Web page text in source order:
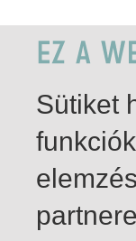
Sütiket